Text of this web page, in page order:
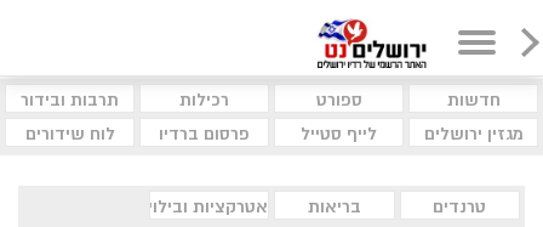
חדשות ספורט רכילות
תרבות ובידור
מגזין ירושלים
לייף סטייל פרסום ברדיו לוח שידורים
טרנדים בריאות אטרקציות ובילוי